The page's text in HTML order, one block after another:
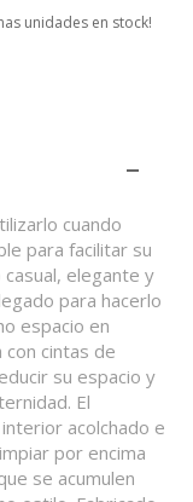
unidades en stock!
cuando
para facilitar su
elegante y
para hacerlo
espacio en
con cintas de
su espacio y
El
acolchado e
por encima
se acumulen